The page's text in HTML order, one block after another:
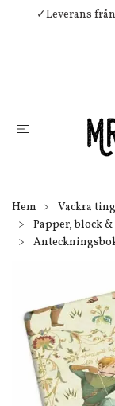
✓Leverans
Hem Vackra ting
Papper, block